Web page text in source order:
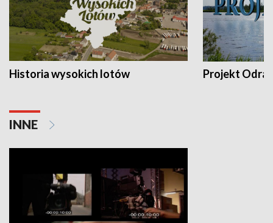
Historia wysokich lotów Projekt Odra
INNE